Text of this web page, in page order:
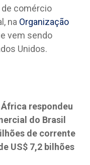
comércio
na Organização
vem sendo
Unidos.
respondeu
do Brasil
de corrente
US$ 7,2 bilhões